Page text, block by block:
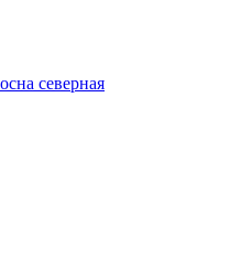
северная